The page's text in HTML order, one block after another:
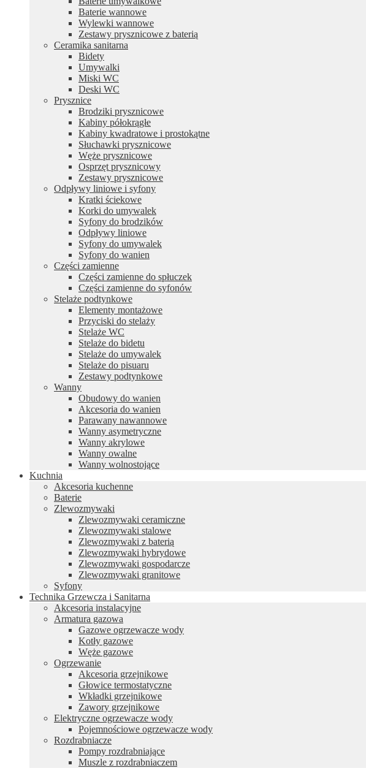
Baterie wannowe
Wylewki wannowe
Zestawy prysznicowe z baterią
Ceramika sanitarna
Bidety
Umywalki
Miski WC
Deski WC
Prysznice
Brodziki prysznicowe
Kabiny półokrągłe
Kabiny kwadratowe i prostokątne
Słuchawki prysznicowe
Węże prysznicowe
Osprzęt prysznicowy
Zestawy prysznicowe
Odpływy liniowe i syfony
Kratki ściekowe
Korki do umywalek
Syfony do brodzików
Odpływy liniowe
Syfony do umywalek
Syfony do wanien
Części zamienne
Części zamienne do spłuczek
Części zamienne do syfonów
Stelaże podtynkowe
Elementy montażowe
Przyciski do stelaży
Stelaże WC
Stelaże do bidetu
Stelaże do umywalek
Stelaże do pisuaru
Zestawy podtynkowe
Wanny
Obudowy do wanien
Akcesoria do wanien
Parawany nawannowe
Wanny asymetryczne
Wanny akrylowe
Wanny owalne
Wanny wolnostojące
Kuchnia
Akcesoria kuchenne
Baterie
Zlewozmywaki
Zlewozmywaki ceramiczne
Zlewozmywaki stalowe
Zlewozmywaki z baterią
Zlewozmywaki hybrydowe
Zlewozmywaki gospodarcze
Zlewozmywaki granitowe
Syfony
Technika Grzewcza i Sanitarna
Akcesoria instalacyjne
Armatura gazowa
Gazowe ogrzewacze wody
Kotły gazowe
Węże gazowe
Ogrzewanie
Akcesoria grzejnikowe
Głowice termostatyczne
Wkładki grzejnikowe
Zawory grzejnikowe
Elektryczne ogrzewacze wody
Pojemnościowe ogrzewacze wody
Rozdrabniacze
Pompy rozdrabniające
Muszle z rozdrabniaczem